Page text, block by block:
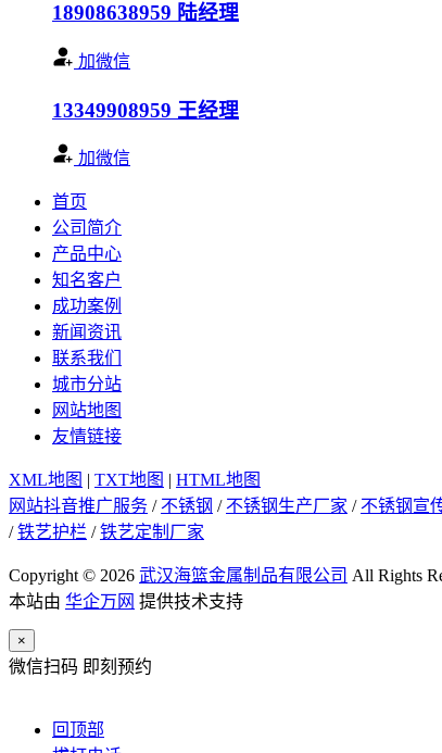
18908638959 陆经理
加微信
13349908959 王经理
加微信
首页
公司简介
产品中心
知名客户
成功案例
新闻资讯
联系我们
城市分站
网站地图
友情链接
XML地图 | TXT地图 | HTML地图
网站抖音推广服务 / 不锈钢 / 不锈钢生产厂家 / 不锈钢宣
/铁艺护栏 /铁艺定制厂家
Copyright © 2026 武汉海篮金属制品有限公司 All Rights
本站由 华企万网 提供技术支持
×
微信扫码 即刻预约
回顶部